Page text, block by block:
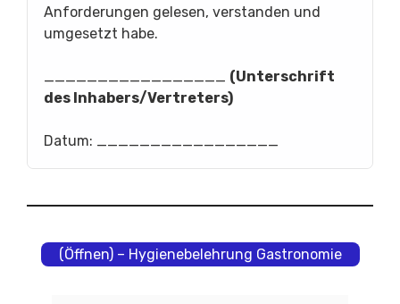
Anforderungen gelesen, verstanden und
umgesetzt habe.
(Unterschrift
des Inhabers/Vertreters)
Datum: _________________
(Öffnen) – Hygienebelehrung Gastronomie